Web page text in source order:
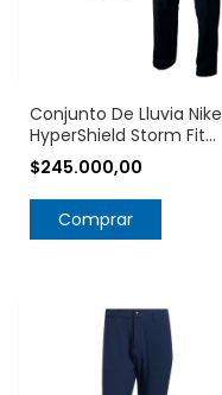
Conjunto De Lluvia Nike
HyperShield Storm Fit
Rainsuit 726399
$245.000,00
Comprar